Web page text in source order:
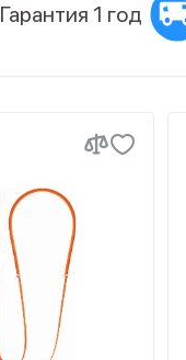
Гарантия 1 год